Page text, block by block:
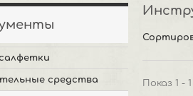
средства Показ 1 -